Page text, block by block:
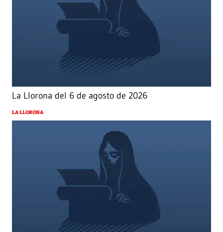
La Llorona del 6 de agosto de 2026
LA LLORONA